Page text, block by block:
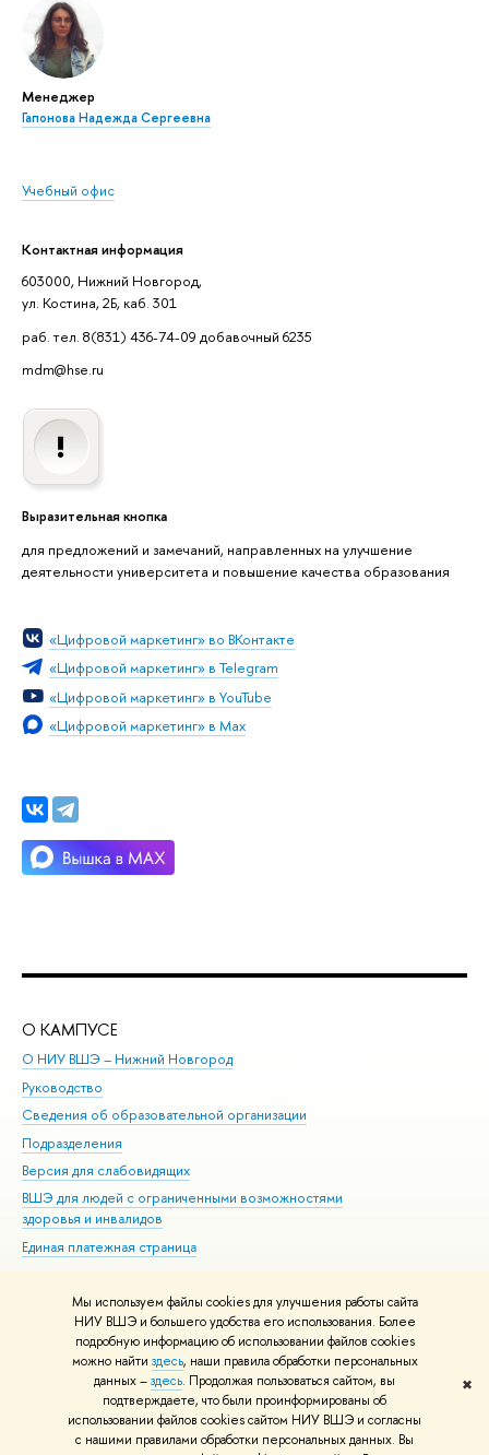
Мы используем файлы cookies для улучшения работы сайта
НИУ ВШЭ и большего удобства его использования. Более
подробную информацию об использовании файлов cookies
можно найти здесь, наши правила обработки персональных
данных –здесь. Продолжая пользоваться сайтом, вы
подтверждаете, что были проинформированы об
использовании файлов cookies сайтом НИУ ВШЭ и согласны
с нашими правилами обработки персональных данных. Вы
✖
Менеджер
Гапонова Надежда Сергеевна
Учебный офис
Контактная информация
603000, Нижний Новгород,
ул. Костина, 2Б, каб. 301
раб. тел. 8(831) 436-74-09 добавочный 6235
mdm@hse.ru
Выразительная кнопка
для предложений и замечаний, направленных на улучшение
деятельности университета и повышение качества образования
«Цифровой маркетинг» во ВКонтакте
«Цифровой маркетинг» в Telegram
«Цифровой маркетинг» в YouTube
«Цифровой маркетинг» в Max
О КАМПУСЕ
О НИУ ВШЭ – Нижний Новгород
Руководство
Сведения об образовательной организации
Подразделения
Версия для слабовидящих
ВШЭ для людей с ограниченными возможностями
здоровья и инвалидов
Единая платежная страница
© НИУ ВШЭ 1993–2026 Адреса и контакты Условия использования
материалов Политика конфиденциальности Карта сайта